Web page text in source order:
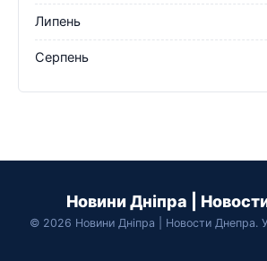
Липень
Серпень
Новини Дніпра |
© 2026 Новини Дніпра | Новости Днепра.